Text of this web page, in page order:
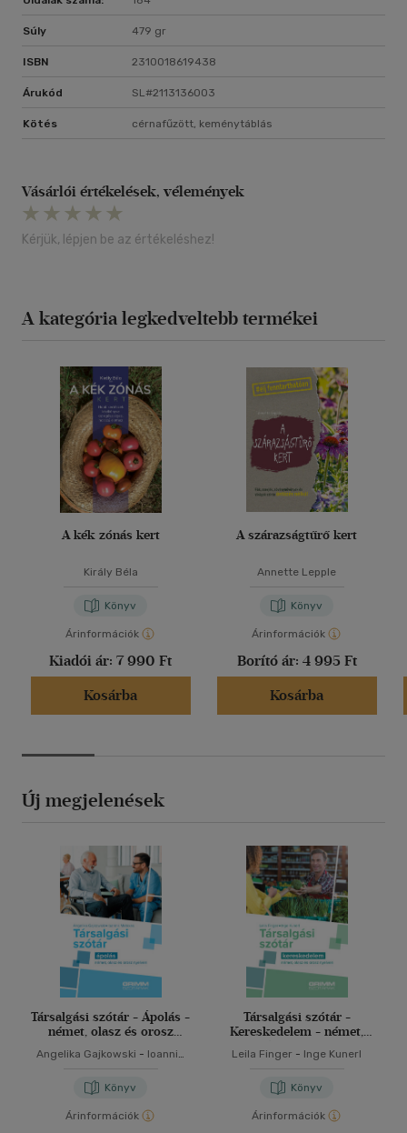
Súly 479 gr
ISBN 2310018619438
Árukód SL#2113136003
Kötés cérnafűzött, keménytáblás
Vásárlói értékelések, vélemények
Kérjük, lépjen be az értékeléshez!
A kategória legkedveltebb termékei
A kék zónás kert
Király Béla
Könyv
Árinformációk
Kiadói ár: 7 990 Ft
Kosárba
A szárazságtűrő kert
Annette Lepple
Könyv
Árinformációk
Borító ár: 4 995 Ft
Kosárba
Új megjelenések
Társalgási szótár - Ápolás -
német, olasz és orosz
Angelika Gajkowski - Ioannis
Könyv
Árinformációk
Társalgási szótár -
Kereskedelem - német,
Leila Finger - Inge Kunerl
Könyv
Árinformációk